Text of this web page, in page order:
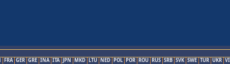
FRA GER GRE INA ITA JPN MKD LTU NED POL POR ROU RUS SRB SVK SWE TUR UKR